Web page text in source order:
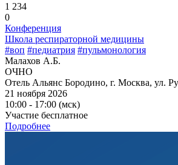
1 234
0
Конференция
Школа респираторной медицины
#воп #педиатрия #пульмонология
Малахов А.Б.
ОЧНО
Отель Альянс Бородино, г. Москва, ул.
21 ноября 2026
10:00 - 17:00 (мск)
Участие бесплатное
Подробнее